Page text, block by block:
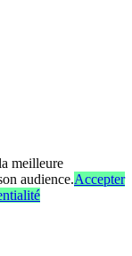
meilleure
audience.Accepter